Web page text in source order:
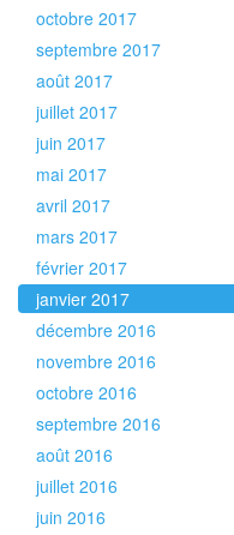
octobre 2017
septembre 2017
août 2017
juillet 2017
juin 2017
mai 2017
avril 2017
mars 2017
février 2017
janvier 2017
décembre 2016
novembre 2016
octobre 2016
septembre 2016
août 2016
juillet 2016
juin 2016